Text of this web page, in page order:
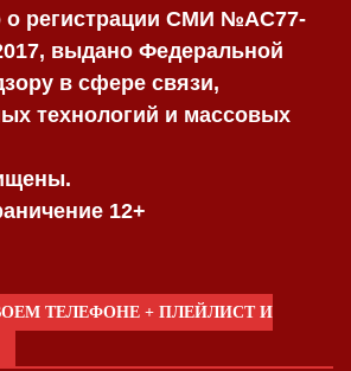
о регистрации СМИ №AC77-
выдано Федеральной
в сфере связи,
технологий и массовых
12+
ТЕЛЕФОНЕ + ПЛЕЙЛИСТ И